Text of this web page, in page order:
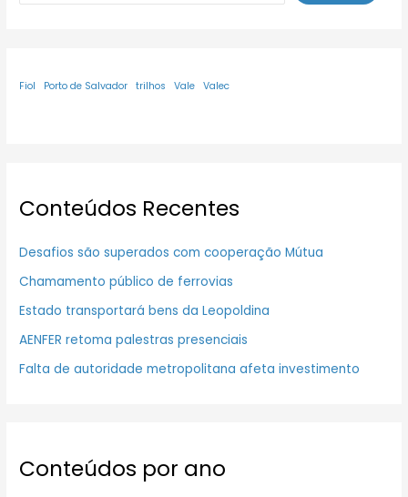
Fiol Porto de Salvador trilhos Vale Valec
Conteúdos Recentes
Desafios são superados com cooperação Mútua
Chamamento público de ferrovias
Estado transportará bens da Leopoldina
AENFER retoma palestras presenciais
Falta de autoridade metropolitana afeta investimento
Conteúdos por ano